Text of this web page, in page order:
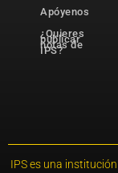
Apóyenos
¿Quieres
publicar
notas de
IPS?
IPS es una